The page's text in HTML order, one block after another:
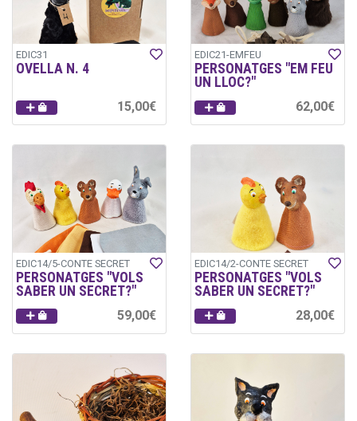
EDIC31
OVELLA N. 4
15,00€
EDIC21-EMFEU
PERSONATGES "EM FEU
UN LLOC?"
62,00€
EDIC14/5-CONTE SECRET
PERSONATGES "VOLS
SABER UN SECRET?"
59,00€
EDIC14/2-CONTE SECRET
PERSONATGES "VOLS
SABER UN SECRET?"
28,00€